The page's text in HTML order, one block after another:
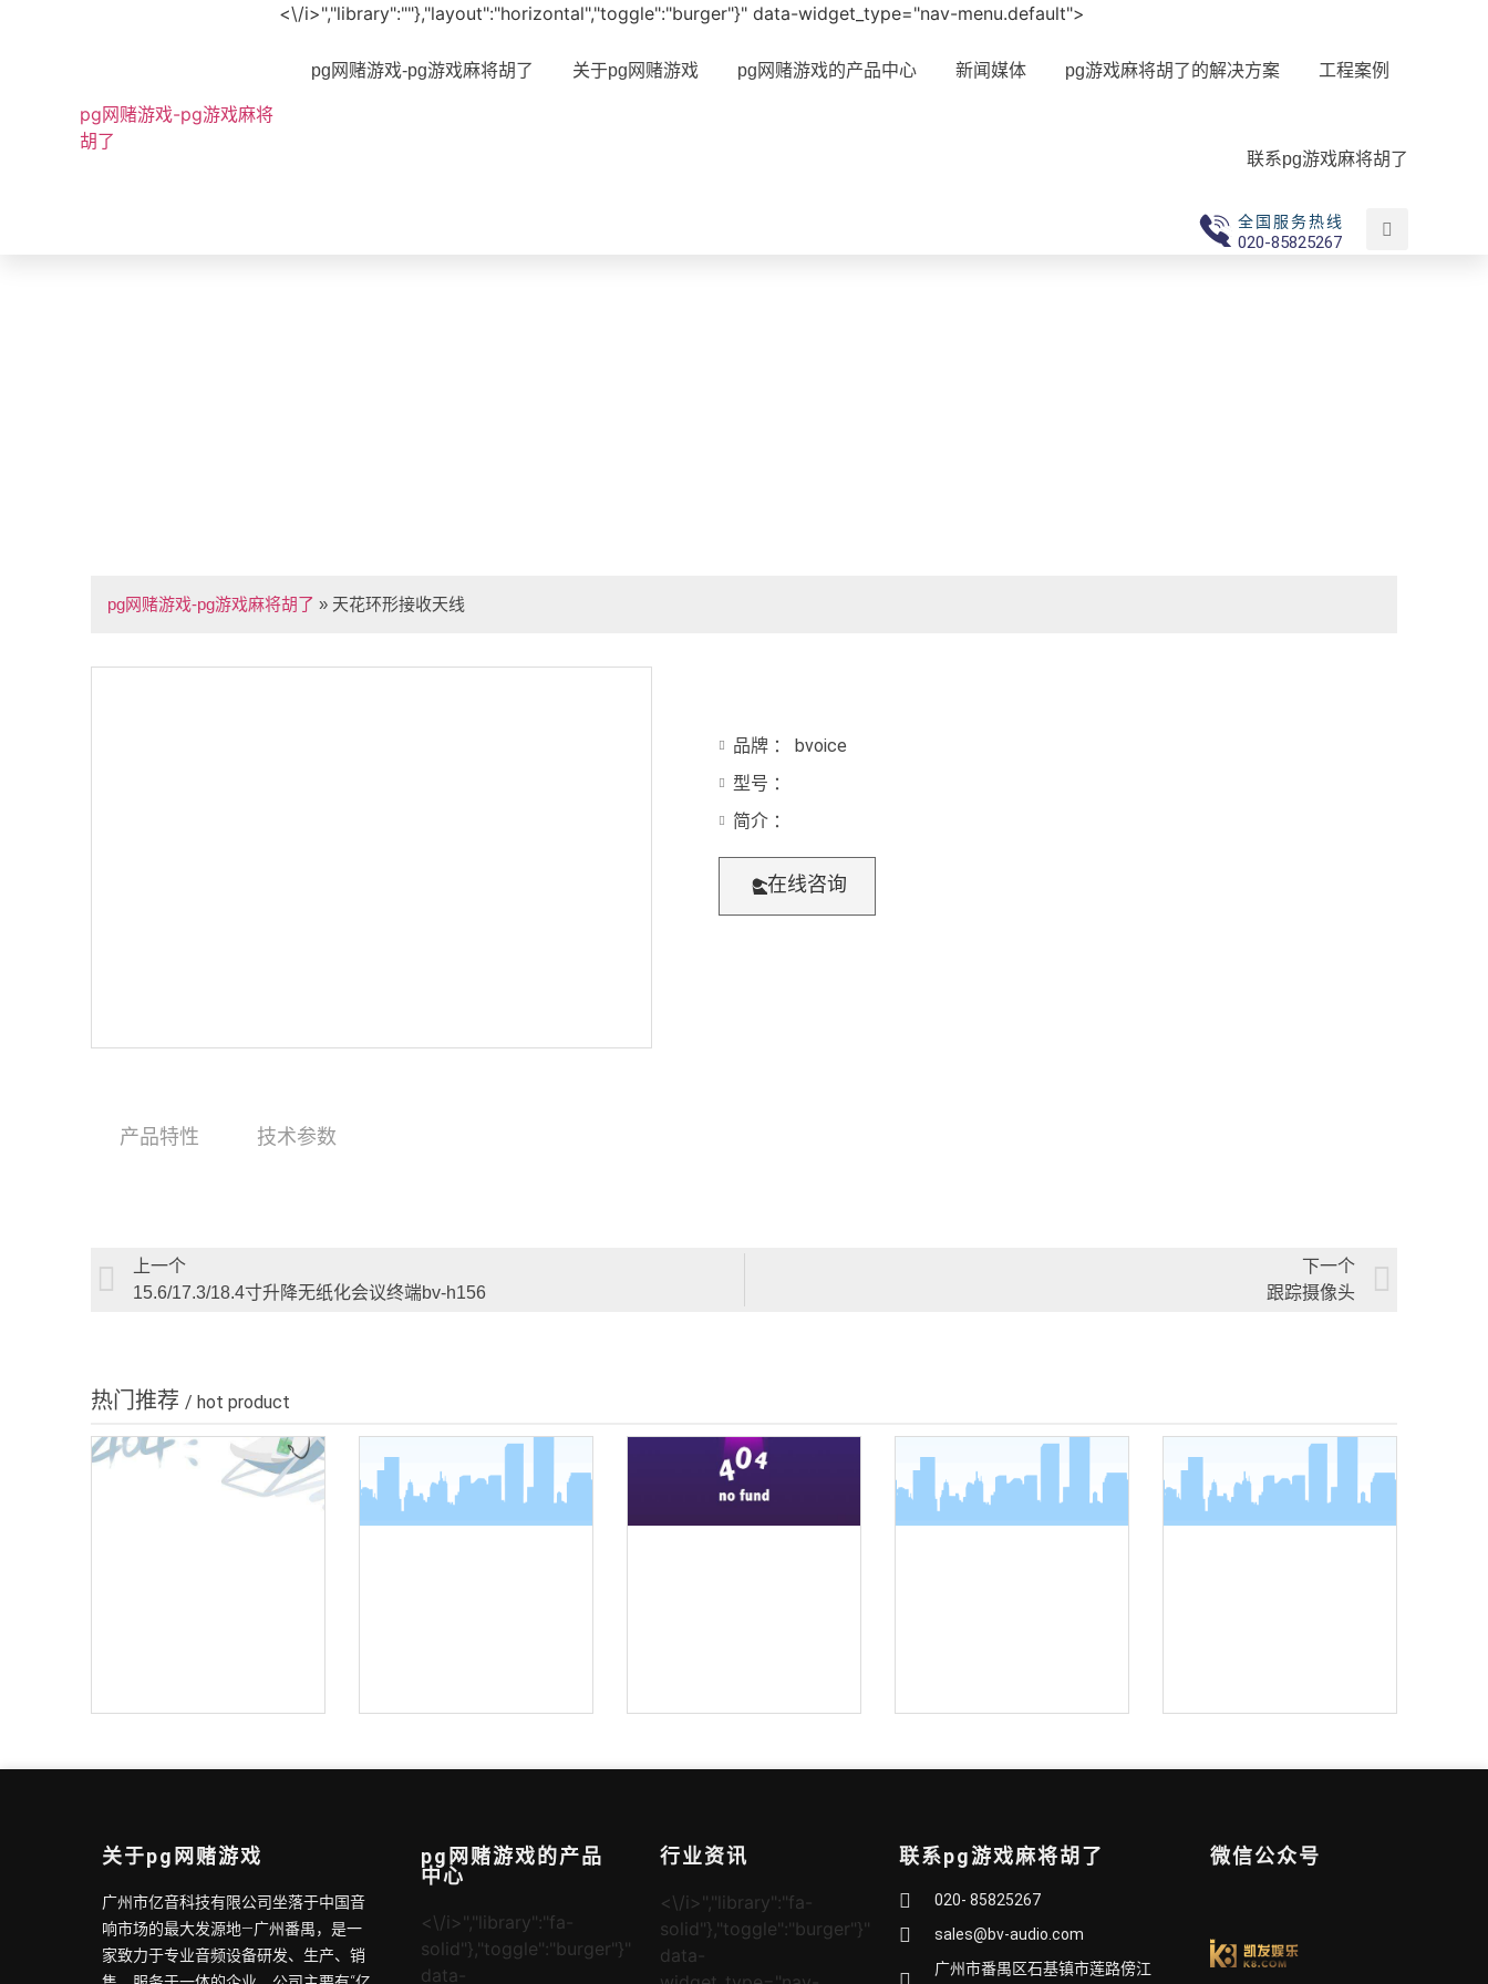
pg网赌游戏-pg游戏麻将
胡了
<\/i>","library":""},"layout":"horizontal","toggle":"burger"}" data-widget_type="nav-menu.default">
pg网赌游戏-pg游戏麻将胡了 关于pg网赌游戏 pg网赌游戏的产品中心 新闻媒体 pg游戏麻将胡了的解决方案 工程案例
联系pg游戏麻将胡了
全国服务热线
020-85825267
pg网赌游戏-pg游戏麻将胡了 » 天花环形接收天线
品牌 ： bvoice
型号 ：
简介 ：
在线咨询
产品特性 技术参数
上一个
15.6/17.3/18.4寸升降无纸化会议终端bv-h156
下一个
跟踪摄像头
热门推荐 / hot product
关于pg网赌游戏
广州市亿音科技有限公司坐落于中国音
响市场的最大发源地—广州番禺，是一
家致力于专业音频设备研发、生产、销
pg网赌游戏的产品
中心
<\/i>","library":"fa-
solid"},"toggle":"burger"}"
data-
行业资讯
<\/i>","library":"fa-
solid"},"toggle":"burger"}"
data-
联系pg游戏麻将胡了
020- 85825267
sales@bv-audio.com
广州市番禺区石基镇市莲路傍江
微信公众号